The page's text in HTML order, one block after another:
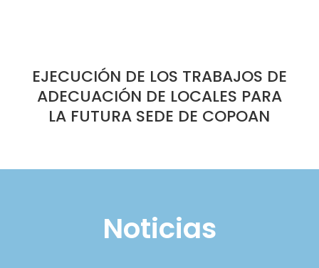
EJECUCIÓN DE LOS TRABAJOS DE
ADECUACIÓN DE LOCALES PARA
LA FUTURA SEDE DE COPOAN
Noticias